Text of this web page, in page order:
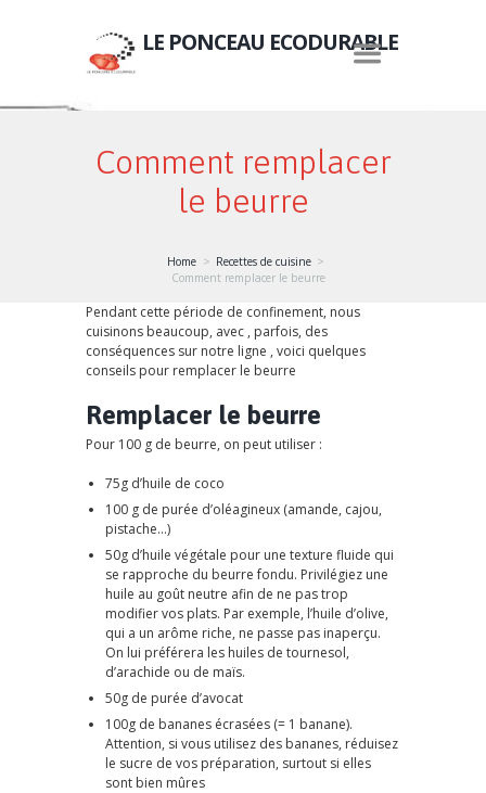
LE PONCEAU ECODURABLE
Comment remplacer
le beurre
Home
Recettes de cuisine
Comment remplacer le beurre
Pendant cette période de confinement, nous
cuisinons beaucoup, avec , parfois, des
conséquences sur notre ligne , voici quelques
conseils pour remplacer le beurre
Remplacer le beurre
Pour 100 g de beurre, on peut utiliser :
75g d’huile de coco
100 g de purée d’oléagineux (amande, cajou,
pistache…)
50g d’huile végétale pour une texture fluide qui
se rapproche du beurre fondu. Privilégiez une
huile au goût neutre afin de ne pas trop
modifier vos plats. Par exemple, l’huile d’olive,
qui a un arôme riche, ne passe pas inaperçu.
On lui préférera les huiles de tournesol,
d’arachide ou de maïs.
50g de purée d’avocat
100g de bananes écrasées (= 1 banane).
Attention, si vous utilisez des bananes, réduisez
le sucre de vos préparation, surtout si elles
sont bien mûres